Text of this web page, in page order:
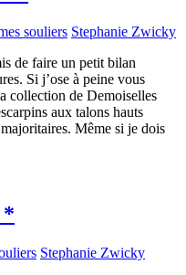
souliers Stephanie Zwicky
de faire un petit bilan
Si j’ose à peine vous
collection de Demoiselles
aux talons hauts
Même si je dois
*
Stephanie Zwicky